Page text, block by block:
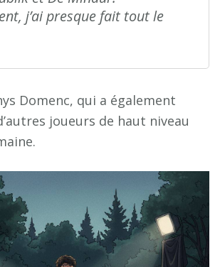
j’ai presque fait tout le
Domenc, qui a également
joueurs de haut niveau